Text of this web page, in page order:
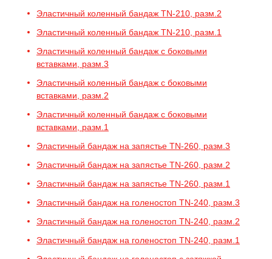
Эластичный коленный бандаж TN-210, разм.2
Эластичный коленный бандаж TN-210, разм.1
Эластичный коленный бандаж с боковыми
вставками, разм.3
Эластичный коленный бандаж с боковыми
вставками, разм.2
Эластичный коленный бандаж с боковыми
вставками, разм.1
Эластичный бандаж на запястье TN-260, разм.3
Эластичный бандаж на запястье TN-260, разм.2
Эластичный бандаж на запястье TN-260, разм.1
Эластичный бандаж на голеностоп TN-240, разм.3
Эластичный бандаж на голеностоп TN-240, разм.2
Эластичный бандаж на голеностоп TN-240, разм.1